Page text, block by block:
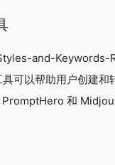
and-Keywords-
可以帮助用户创建和
PromptHero 和